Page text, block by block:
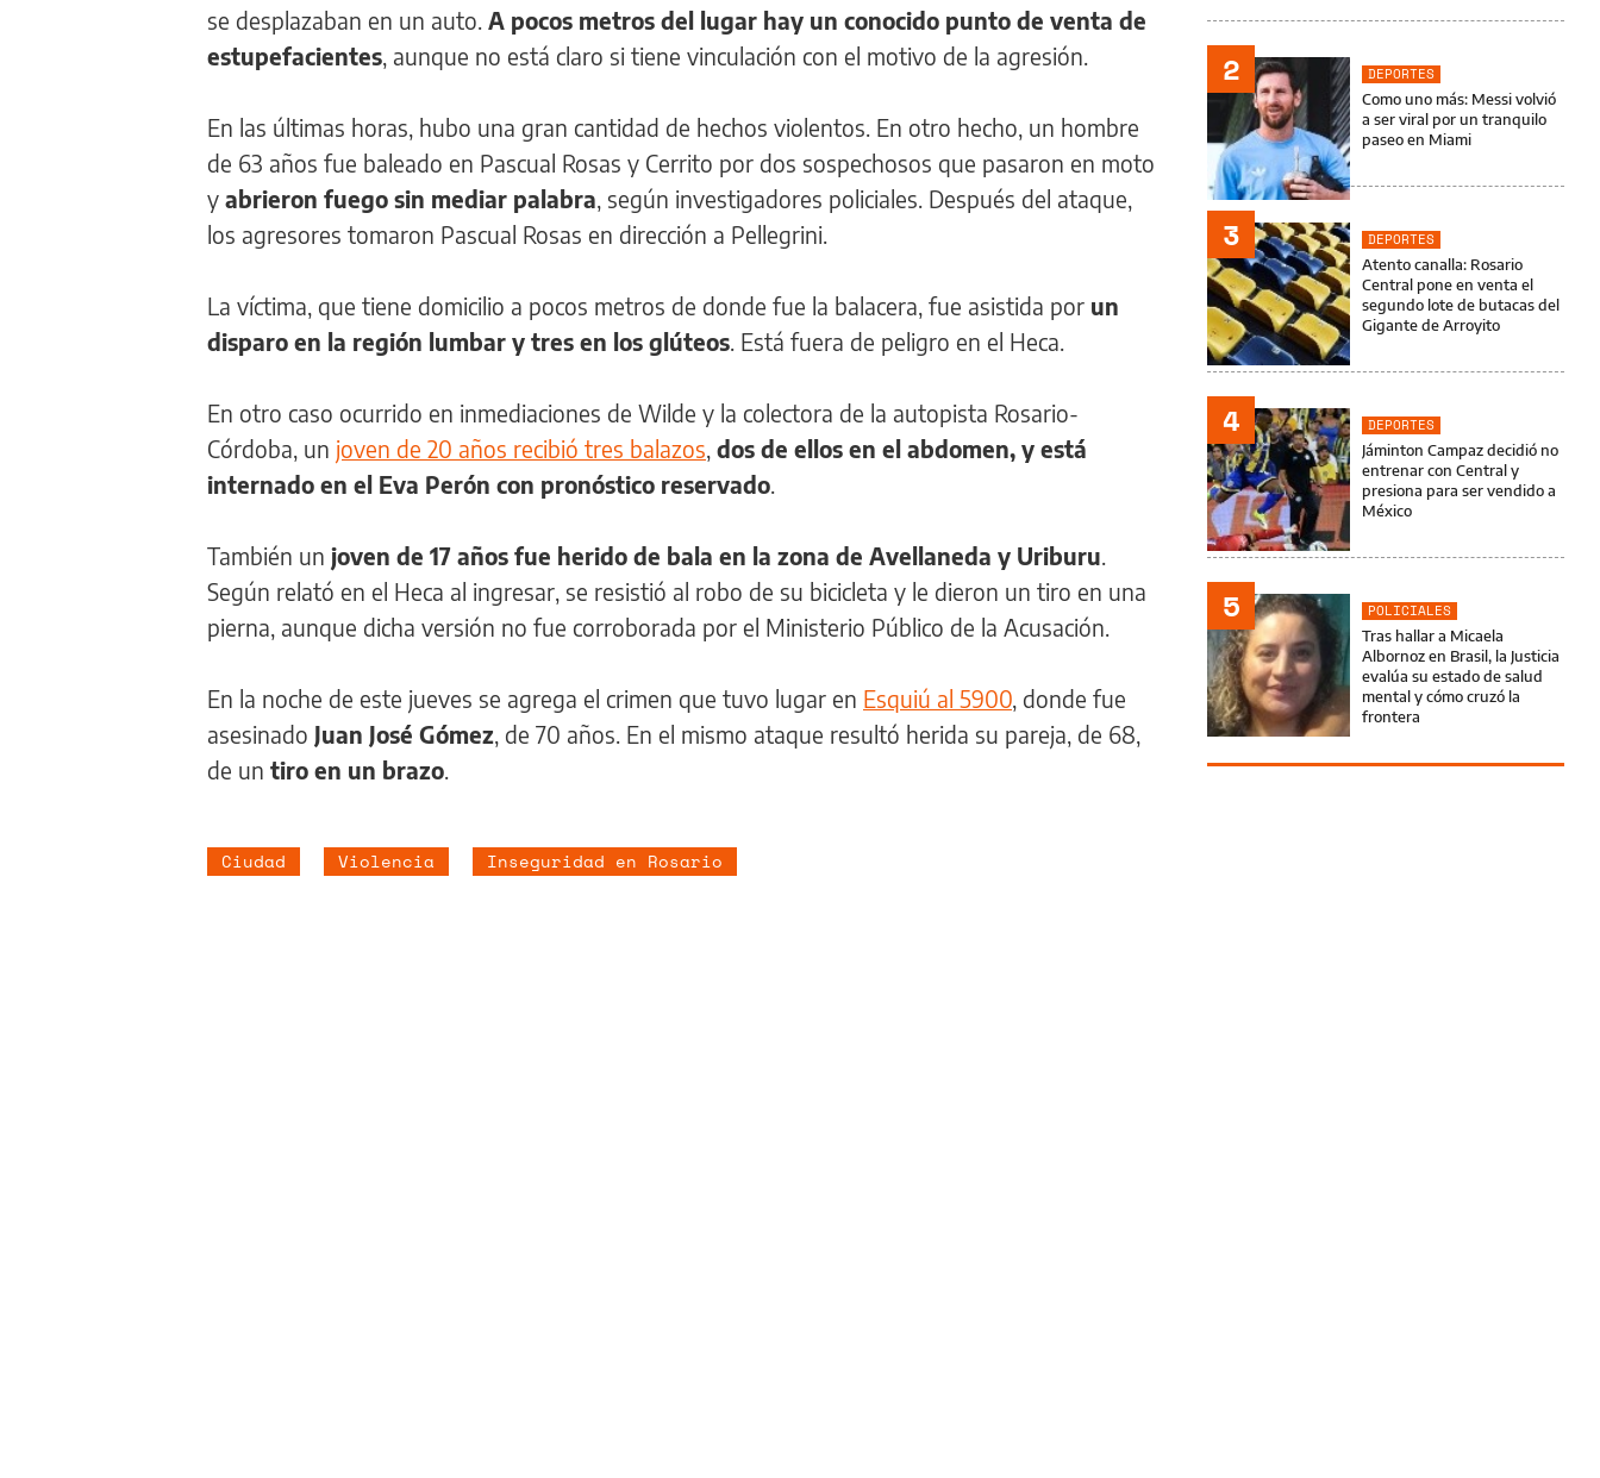
se desplazaban en un auto. A pocos metros del lugar hay un conocido punto de venta de
estupefacientes , aunque no está claro si tiene vinculación con el motivo de la agresión.
En las últimas horas, hubo una gran cantidad de hechos violentos. En otro hecho, un hombre
de 63 años fue baleado en Pascual Rosas y Cerrito por dos sospechosos que pasaron en moto
y abrieron fuego sin mediar palabra , según investigadores policiales. Después del ataque,
los agresores tomaron Pascual Rosas en dirección a Pellegrini.
La víctima, que tiene domicilio a pocos metros de donde fue la balacera, fue asistida por un
disparo en la región lumbar y tres en los glúteos . Está fuera de peligro en el Heca.
En otro caso ocurrido en inmediaciones de Wilde y la colectora de la autopista Rosario-
Córdoba, un joven de 20 años recibió tres balazos dos de ellos en el abdomen, y está
internado en el Eva Perón con pronóstico reservado
También un joven de 17 años fue herido de bala en la zona de Avellaneda y Uriburu
Según relató en el Heca al ingresar, se resistió al robo de su bicicleta y le dieron un tiro en una
pierna, aunque dicha versión no fue corroborada por el Ministerio Público de la Acusación.
En la noche de este jueves se agrega el crimen que tuvo lugar en Esquiú al 5900 , donde fue
asesinado Juan José Gómez , de 70 años. En el mismo ataque resultó herida su pareja, de 68,
de un tiro en un brazo
Ciudad Violencia Inseguridad en Rosario
2
DEPORTES
Como uno más: Messi volvió
a ser viral por un tranquilo
paseo en Miami
3
DEPORTES
Atento canalla: Rosario
Central pone en venta el
segundo lote de butacas del
Gigante de Arroyito
4
DEPORTES
Jáminton Campaz decidió no
entrenar con Central y
presiona para ser vendido a
México
5
POLICIALES
Tras hallar a Micaela
Albornoz en Brasil, la Justicia
evalúa su estado de salud
mental y cómo cruzó la
frontera